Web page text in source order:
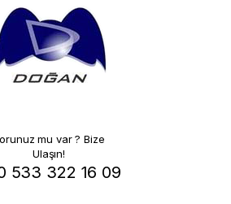
mu var ? Bize
Ulaşın!
533 322 16 09